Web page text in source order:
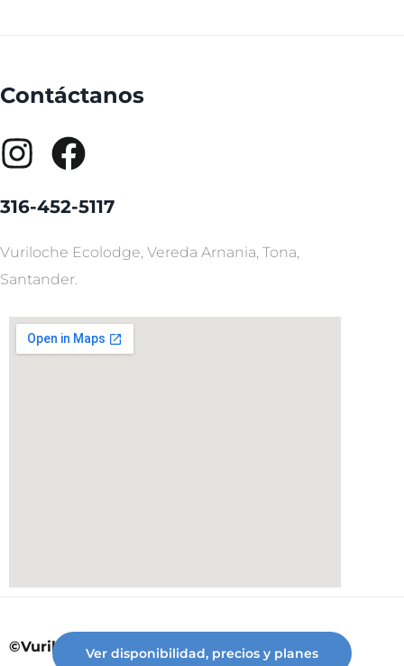
Ver disponibilidad, precios y planes
Contáctanos
316-452-5117
Vuriloche Ecolodge, Vereda Arnania, Tona,
Santander.
©Vuriloche desde 2023